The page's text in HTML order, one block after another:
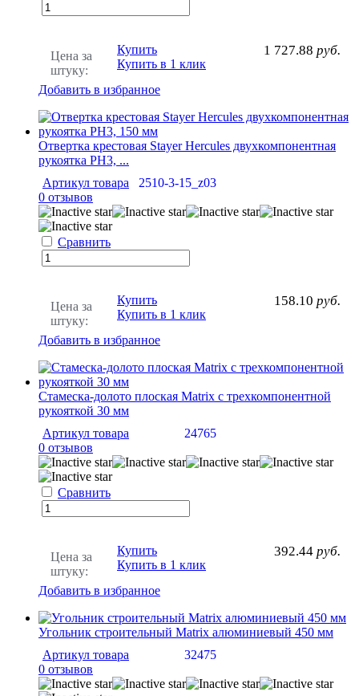
Цена за
штуку:
1 727.88 руб.
Купить
Купить в 1 клик
Добавить в избранное
Отвертка крестовая Stayer Hercules двухкомпонентная
рукоятка PH3, ...
Артикул товара
2510-3-15_z03
0 отзывов
Сравнить
Цена за
штуку:
158.10 руб.
Купить
Купить в 1 клик
Добавить в избранное
Стамеска-долото плоская Matrix с трехкомпонентной
рукояткой 30 мм
Артикул товара
24765
0 отзывов
Сравнить
Цена за
штуку:
392.44 руб.
Купить
Купить в 1 клик
Добавить в избранное
Угольник строительный Matrix алюминиевый 450 мм
Артикул товара
32475
0 отзывов